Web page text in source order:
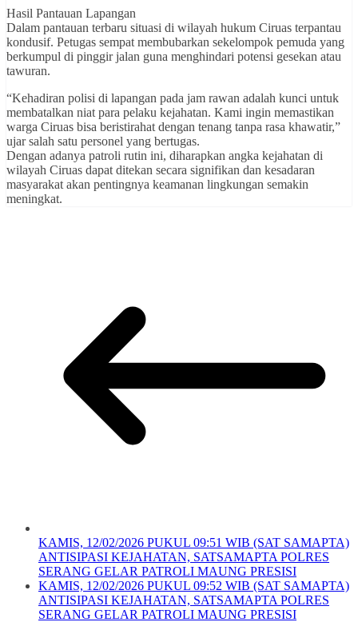
Hasil Pantauan Lapangan
Dalam pantauan terbaru situasi di wilayah hukum Ciruas terpantau
kondusif. Petugas sempat membubarkan sekelompok pemuda yang
berkumpul di pinggir jalan guna menghindari potensi gesekan atau
tawuran.
“Kehadiran polisi di lapangan pada jam rawan adalah kunci untuk
membatalkan niat para pelaku kejahatan. Kami ingin memastikan
warga Ciruas bisa beristirahat dengan tenang tanpa rasa khawatir,”
ujar salah satu personel yang bertugas.
Dengan adanya patroli rutin ini, diharapkan angka kejahatan di
wilayah Ciruas dapat ditekan secara signifikan dan kesadaran
masyarakat akan pentingnya keamanan lingkungan semakin
meningkat.
KAMIS, 12/02/2026 PUKUL 09:51 WIB (SAT SAMAPTA)
ANTISIPASI KEJAHATAN, SATSAMAPTA POLRES
SERANG GELAR PATROLI MAUNG PRESISI
KAMIS, 12/02/2026 PUKUL 09:52 WIB (SAT SAMAPTA)
ANTISIPASI KEJAHATAN, SATSAMAPTA POLRES
SERANG GELAR PATROLI MAUNG PRESISI